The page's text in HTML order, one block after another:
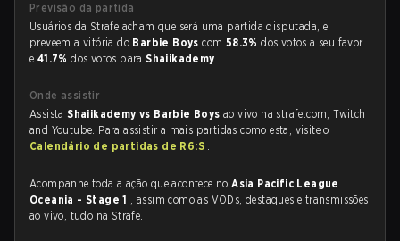
Previsão da partida
Usuários da Strafe acham que será uma partida disputada, e
preveem a vitória do Barbie Boyscom 58.3%dos votos a seu favor
e 41.7%dos votos paraShaiikademy .
Onde assistir
AssistaShaiikademy vs Barbie Boysao vivo na strafe.com, Twitch
and Youtube. Para assistir a mais partidas como esta, visite o
Calendário de partidas de R6:S .
Acompanhe toda a ação que acontece noAsia Pacific League
Oceania - Stage 1 , assim como as VODs, destaques e transmissões
ao vivo, tudo na Strafe.